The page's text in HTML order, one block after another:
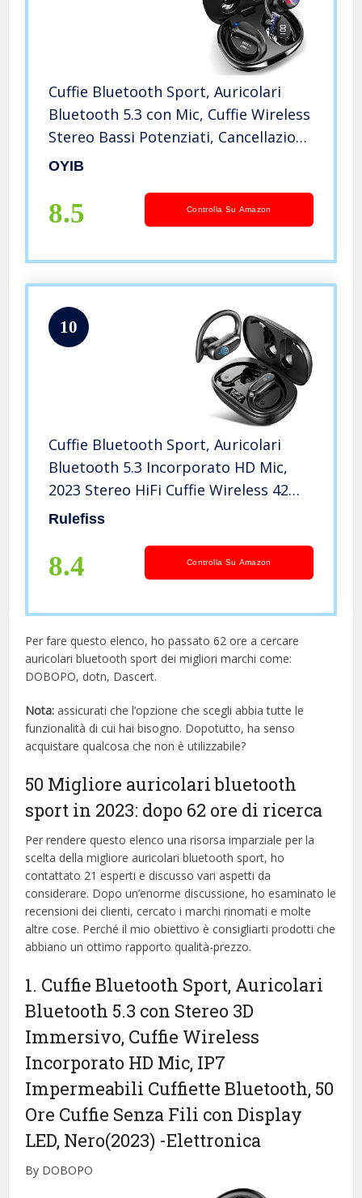
Cuffie Bluetooth Sport, Auricolari
Bluetooth 5.3 con Mic, Cuffie Wireless
Stereo Bassi Potenziati, Cancellazione
Rumore, 40H, Cuffie Senza Fili IPX7
Controllo Touch
OYIB
8.5 Controlla Su Amazon
10
Cuffie Bluetooth Sport, Auricolari
Bluetooth 5.3 Incorporato HD Mic,
2023 Stereo HiFi Cuffie Wireless 42
Ore Cancellazione Rumore Cuffiette
Senza Fili con Gancio
Rulefiss
8.4 Controlla Su Amazon
Per fare questo elenco, ho passato 62 ore a cercare
auricolari bluetooth sport dei migliori marchi come:
DOBOPO, dotn, Dascert.
Nota: assicurati che l’opzione che scegli abbia tutte le
funzionalità di cui hai bisogno. Dopotutto, ha senso
acquistare qualcosa che non è utilizzabile?
50 Migliore auricolari bluetooth
sport in 2023: dopo 62 ore di ricerca
Per rendere questo elenco una risorsa imparziale per la
scelta della migliore auricolari bluetooth sport, ​​ho
contattato 21 esperti e discusso vari aspetti da
considerare. Dopo un’enorme discussione, ho esaminato le
recensioni dei clienti, cercato i marchi rinomati e molte
altre cose. Perché il mio obiettivo è consigliarti prodotti che
abbiano un ottimo rapporto qualità-prezzo.
1. Cuffie Bluetooth Sport, Auricolari
Bluetooth 5.3 con Stereo 3D
Immersivo, Cuffie Wireless
Incorporato HD Mic, IP7
Impermeabili Cuffiette Bluetooth, 50
Ore Cuffie Senza Fili con Display
LED, Nero(2023) -Elettronica
By DOBOPO